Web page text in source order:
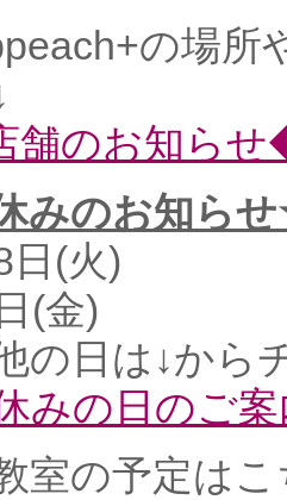
の場所
舗のお知ら
みのお知ら
日(火)
(金)
の日は↓から
みの日のご
室の予定はこ